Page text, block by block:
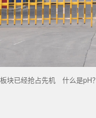
块已经抢占先机 什么是pH？